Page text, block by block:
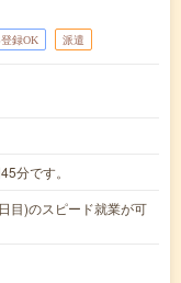
録OK 派遣
分です。
目)のスピード就業が可